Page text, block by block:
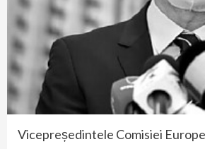
Vicepreședintele Comisiei